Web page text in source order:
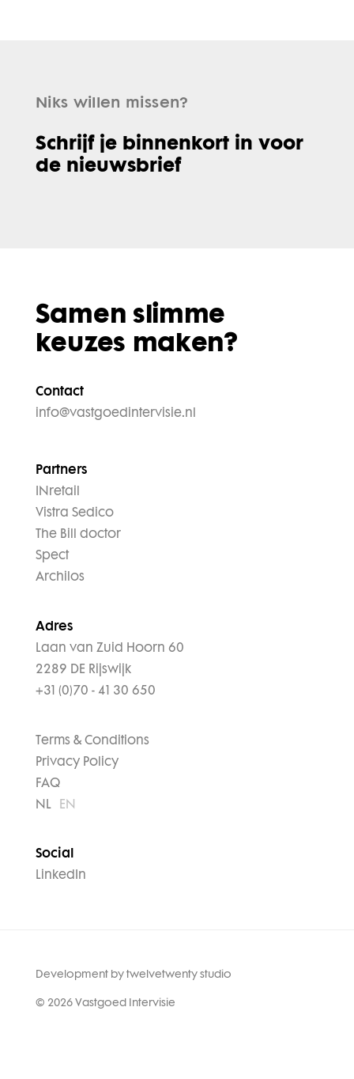
Niks willen missen?
Schrijf je binnenkort in voor
de nieuwsbrief
Samen slimme
keuzes maken?
Contact
info@vastgoedintervisie.nl
Partners
INretail
Vistra Sedico
The Bill doctor
Spect
Archilos
Adres
Laan van Zuid Hoorn 60
2289 DE Rijswijk
+31 (0)70 - 41 30 650
Terms & Conditions
Privacy Policy
FAQ
NL
EN
Social
LinkedIn
Development by twelvetwenty studio
© 2026 Vastgoed Intervisie